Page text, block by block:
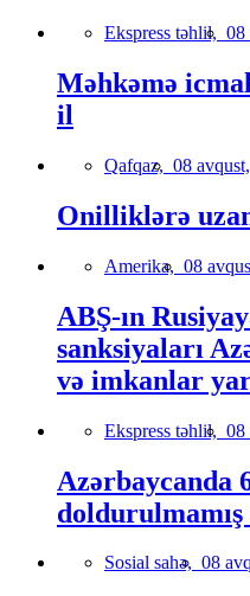
Ekspress təhlil, 08
Məhkəmə
il
Qafqaz, 08
Onilliklərə
Amerika, 08
ABŞ-ın
sanksiyaları
və imkanlar
Ekspress təhlil, 08
Azərbaycanda
doldurulmamış
Sosial sahə, 08